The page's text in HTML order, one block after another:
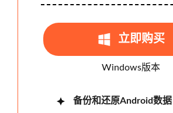
立即购买
Windows版本
备份和还原Android数据